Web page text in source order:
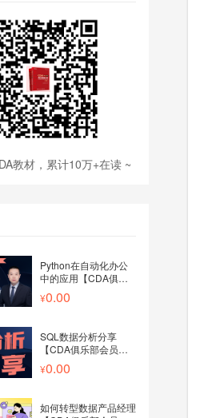
教材，累计10万+在读 ~
Python在自动化办公
中的应用【CDA俱乐
部会员分享】
0.00
SQL数据分析分享
【CDA俱乐部会员分
享】
0.00
如何转型数据产品经理